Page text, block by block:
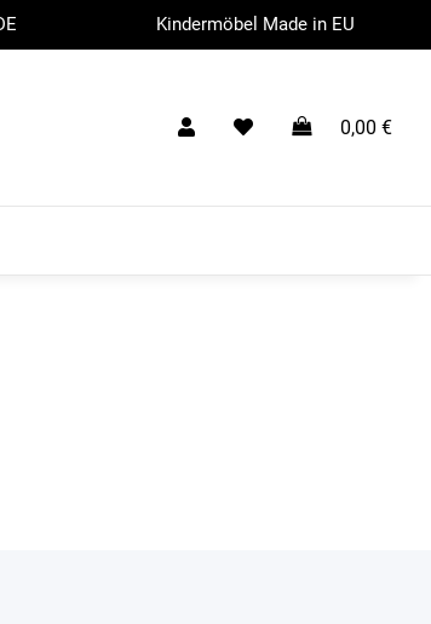
Kindermöbel Made in EU
0,00 €